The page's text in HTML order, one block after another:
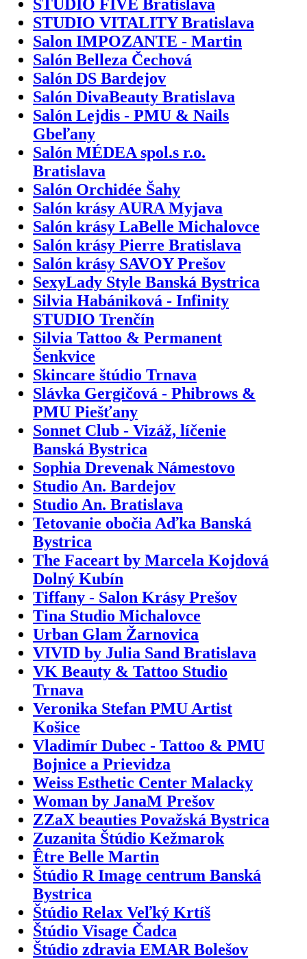
STUDIO FIVE Bratislava
STUDIO VITALITY Bratislava
Salon IMPOZANTE - Martin
Salón Belleza Čechová
Salón DS Bardejov
Salón DivaBeauty Bratislava
Salón Lejdis - PMU & Nails
Gbeľany
Salón MÉDEA spol.s r.o.
Bratislava
Salón Orchidée Šahy
Salón krásy AURA Myjava
Salón krásy LaBelle Michalovce
Salón krásy Pierre Bratislava
Salón krásy SAVOY Prešov
SexyLady Style Banská Bystrica
Silvia Habániková - Infinity
STUDIO Trenčín
Silvia Tattoo & Permanent
Šenkvice
Skincare štúdio Trnava
Slávka Gergičová - Phibrows &
PMU Piešťany
Sonnet Club - Vizáž, líčenie
Banská Bystrica
Sophia Drevenak Námestovo
Studio An. Bardejov
Studio An. Bratislava
Tetovanie obočia Aďka Banská
Bystrica
The Faceart by Marcela Kojdová
Dolný Kubín
Tiffany - Salon Krásy Prešov
Tina Studio Michalovce
Urban Glam Žarnovica
VIVID by Julia Sand Bratislava
VK Beauty & Tattoo Studio
Trnava
Veronika Stefan PMU Artist
Košice
Vladimír Dubec - Tattoo & PMU
Bojnice a Prievidza
Weiss Esthetic Center Malacky
Woman by JanaM Prešov
ZZaX beauties Považská Bystrica
Zuzanita Štúdio Kežmarok
Être Belle Martin
Štúdio R Image centrum Banská
Bystrica
Štúdio Relax Veľký Krtíš
Štúdio Visage Čadca
Štúdio zdravia EMAR Bolešov